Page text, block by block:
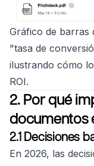
Gráfico de barras
"tasa de
ilustrando cómo
ROI.
2. Por qué
documentos
2.1 Decisiones
En 2026, las